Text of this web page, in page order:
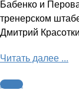
Бабенко и
тренерском
Дмитрий
Читать далее ...
Хоккей